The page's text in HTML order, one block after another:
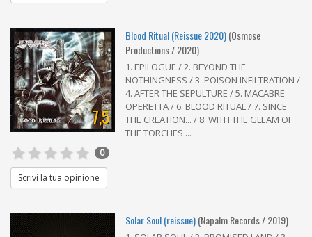
7,5
Blood Ritual (Reissue 2020)(Osmose
Productions / 2020)
1. EPILOGUE / 2. BEYOND THE
NOTHINGNESS / 3. POISON INFILTRATION /
4. AFTER THE SEPULTURE / 5. MACABRE
OPERETTA / 6. BLOOD RITUAL / 7. SINCE
THE CREATION... / 8. WITH THE GLEAM OF
THE TORCHES ...
0
Scrivi la tua opinione
Solar Soul (reissue)(Napalm Records / 2019)